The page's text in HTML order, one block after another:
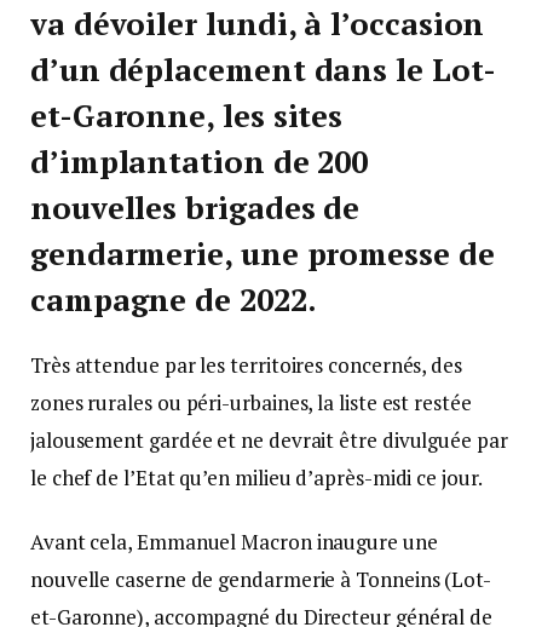
va dévoiler lundi, à l’occasion
d’un déplacement dans le Lot-
et-Garonne, les sites
d’implantation de 200
nouvelles brigades de
gendarmerie, une promesse de
campagne de 2022.
Très attendue par les territoires concernés, des
zones rurales ou péri-urbaines, la liste est restée
jalousement gardée et ne devrait être divulguée par
le chef de l’Etat qu’en milieu d’après-midi ce jour.
Avant cela, Emmanuel Macron inaugure une
nouvelle caserne de gendarmerie à Tonneins (Lot-
et-Garonne), accompagné du Directeur général de